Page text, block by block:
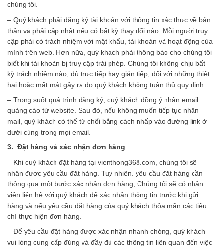
chúng tôi.
– Quý khách phải đăng ký tài khoản với thông tin xác thực về bản
thân và phải cập nhật nếu có bất kỳ thay đổi nào. Mỗi người truy
cập phải có trách nhiệm với mật khẩu, tài khoản và hoạt động của
mình trên web. Hơn nữa, quý khách phải thông báo cho chúng tôi
biết khi tài khoản bị truy cập trái phép. Chúng tôi không chịu bất
kỳ trách nhiệm nào, dù trực tiếp hay gián tiếp, đối với những thiệt
hại hoặc mất mát gây ra do quý khách không tuân thủ quy định.
– Trong suốt quá trình đăng ký, quý khách đồng ý nhận email
quảng cáo từ website. Sau đó, nếu không muốn tiếp tục nhận
mail, quý khách có thể từ chối bằng cách nhấp vào đường link ở
dưới cùng trong mọi email.
3. Đặt hàng và xác nhận đơn hàng
– Khi quý khách đặt hàng tại vienthong368.com, chúng tôi sẽ
nhận được yêu cầu đặt hàng. Tuy nhiên, yêu cầu đặt hàng cần
thông qua một bước xác nhận đơn hàng, Chúng tôi sẽ có nhân
viên liên hệ với quý khách để xác nhận thông tin trước khi gửi
hàng và nếu yêu cầu đặt hàng của quý khách thỏa mãn các tiêu
chí thực hiện đơn hàng.
– Để yêu cầu đặt hàng được xác nhận nhanh chóng, quý khách
vui lòng cung cấp đúng và đầy đủ các thông tin liên quan đến việc